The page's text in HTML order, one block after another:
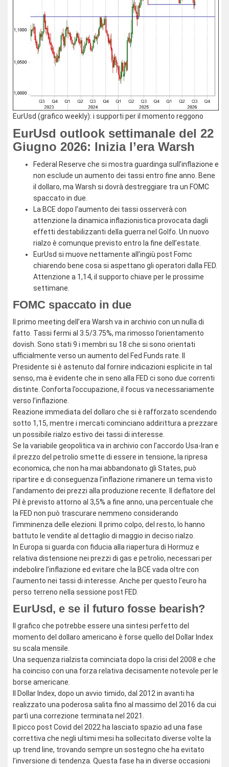
EurUsd (grafico weekly): i supporti per il momento reggono
EurUsd outlook settimanale del 22
Giugno 2026: Inizia l’era Warsh
Federal Reserve che si mostra guardinga sull’inflazione e
non esclude un aumento dei tassi entro fine anno. Bene
il dollaro, ma Warsh si dovrà destreggiare tra un FOMC
spaccato in due.
La BCE dopo l’aumento dei tassi osserverà con
attenzione la dinamica inflazionistica provocata dagli
effetti destabilizzanti della guerra nel Golfo. Un nuovo
rialzo è comunque previsto entro la fine dell’estate.
EurUsd si muove nettamente all’ingiù post Fomc
chiarendo bene cosa si aspettano gli operatori dalla FED.
Attenzione a 1,14, il supporto chiave per le prossime
settimane.
FOMC spaccato in due
Il primo meeting dell’era Warsh va in archivio con un nulla di
fatto. Tassi fermi al 3.5/3.75%, ma rimosso l’orientamento
dovish. Sono stati 9 i membri su 18 che si sono orientati
ufficialmente verso un aumento del Fed Funds rate. Il
Presidente si è astenuto dal fornire indicazioni esplicite in tal
senso, ma è evidente che in seno alla FED ci sono due correnti
distinte. Conforta l’occupazione, il focus va necessariamente
verso l’inflazione.
Reazione immediata del dollaro che si è rafforzato scendendo
sotto 1,15, mentre i mercati cominciano addirittura a prezzare
un possibile rialzo estivo dei tassi di interesse.
Se la variabile geopolitica va in archivio con l’accordo Usa-Iran e
il prezzo del petrolio smette di essere in tensione, la ripresa
economica, che non ha mai abbandonato gli States, può
ripartire e di conseguenza l’inflazione rimanere un tema visto
l’andamento dei prezzi alla produzione recente. Il deflatore del
Pil è previsto attorno al 3,5% a fine anno, una percentuale che
la FED non può trascurare nemmeno considerando
l’imminenza delle elezioni. Il primo colpo, del resto, lo hanno
battuto le vendite al dettaglio di maggio in deciso rialzo.
In Europa si guarda con fiducia alla riapertura di Hormuz e
relativa distensione nei prezzi di gas e petrolio, necessari per
indebolire l’inflazione ed evitare che la BCE vada oltre con
l’aumento nei tassi di interesse. Anche per questo l’euro ha
perso terreno nella sessione post FED.
EurUsd, e se il futuro fosse bearish?
Il grafico che potrebbe essere una sintesi perfetto del
momento del dollaro americano è forse quello del Dollar Index
su scala mensile.
Una sequenza rialzista cominciata dopo la crisi del 2008 e che
ha coinciso con una forza relativa decisamente notevole per le
borse americane.
Il Dollar Index, dopo un avvio timido, dal 2012 in avanti ha
realizzato una poderosa salita fino al massimo del 2016 da cui
partì una correzione terminata nel 2021.
Il picco post Covid del 2022 ha lasciato spazio ad una fase
correttiva che negli ultimi mesi ha sollecitato diverse volte la
up trend line, trovando sempre un sostegno che ha evitato
l’inversione di tendenza. Questa fase ha in diverse occasioni